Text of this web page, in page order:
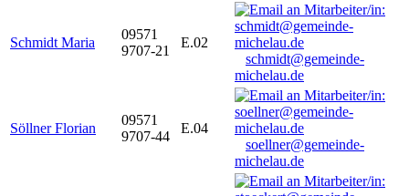
Schmidt Maria
09571
9707-21
E.02
schmidt@gemeinde-
michelau.de
Söllner Florian
09571
9707-44
E.04
soellner@gemeinde-
michelau.de